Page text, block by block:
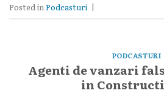
Posted inPodcasturi |
PODCASTURI
Agenti de vanzari
in